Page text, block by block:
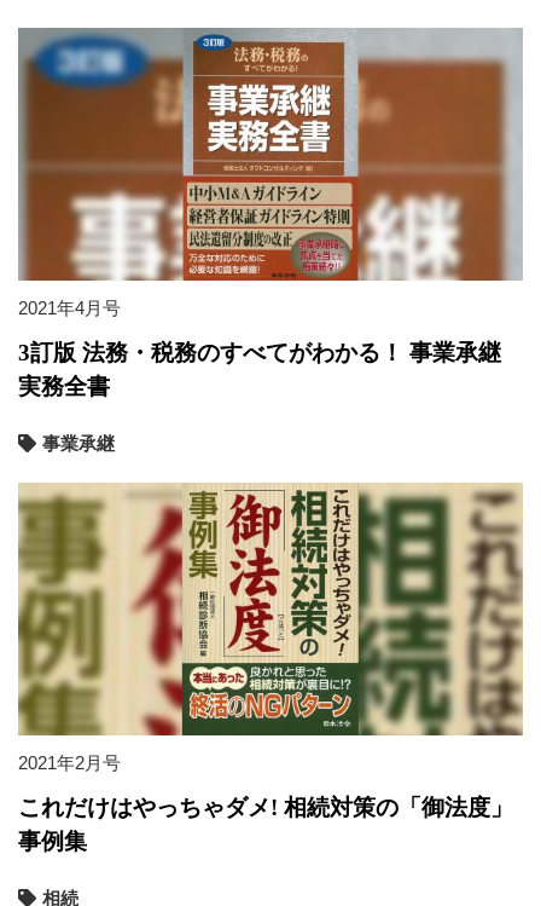
2021年4月号
3訂版 法務・税務のすべてがわかる！ 事業承継
実務全書
事業承継
2021年2月号
これだけはやっちゃダメ! 相続対策の「御法度」
事例集
相続